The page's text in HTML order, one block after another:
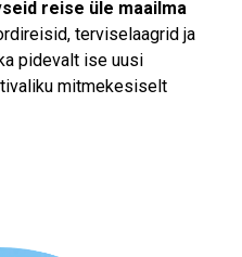
reise üle maailma
terviselaagrid ja
pidevalt ise uusi
mitmekesiselt